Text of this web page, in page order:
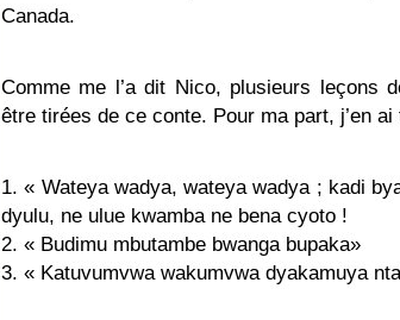
Canada.
Comme me l’a dit Nico, plusieurs leçons
être tirées de ce conte. Pour ma part, j’en
1. « Wateya wadya, wateya wadya ; kadi
dyulu, ne ulue kwamba ne bena cyoto !
2. « Budimu mbutambe bwanga bupaka»
3. « Katuvumvwa wakumvwa dyakamuya